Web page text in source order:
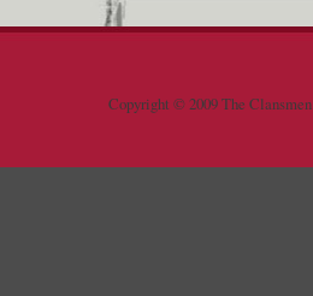
Copyright © 2009 The Clansmen